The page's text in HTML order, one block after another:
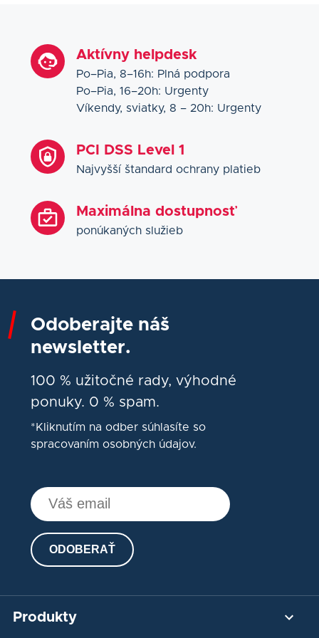
Ak ešte nepoužívate pokladničný systém alebo
hľadáte vhodné riešenie pre svoju prevádzku,
kontaktujte nás. Radi vám odporučíme eKasa riešenie,
ktoré bude najlepšie vyhovovať potrebám vašej
Aktívny helpdesk
Po–Pia, 8–16h: Plná podpora
Po–Pia, 16–20h: Urgenty
Víkendy, sviatky, 8 – 20h: Urgenty
PCI DSS Level 1
Najvyšší štandard ochrany platieb
Maximálna dostupnosť
ponúkaných služieb
Odoberajte náš
newsletter.
100 % užitočné rady, výhodné
ponuky. 0 % spam.
*Kliknutím na odber súhlasíte so
spracovaním osobných údajov.
ODOBERAŤ
Produkty